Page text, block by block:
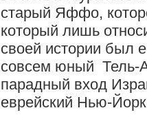
старый Яффо,
который лишь
своей истории был
совсем юный Тель-
парадный вход
еврейский Нью-